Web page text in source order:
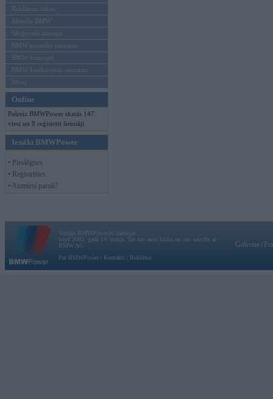
Reklāmas raksti
Mēneša BMW
Sērijveida tūnings
BMW pasaules jaunumi
BMW koncepti
BMW konkurentu jaunumi
Moto
Online
Pašreiz BMWPower skatās 147
viesi un 8 reģistrēti lietotāji.
Ienākt BMWPower
• Pieslēgties
• Reģistrēties
• Aizmirsi paroli?
Vortāls BMWPower.lv darbojas
kopš 2002. gada 14. maija. Tas nav auto klubs un nav saistīts ar
BMW AG.
Par BMWPower
Kontakti Reklāma
Galvena